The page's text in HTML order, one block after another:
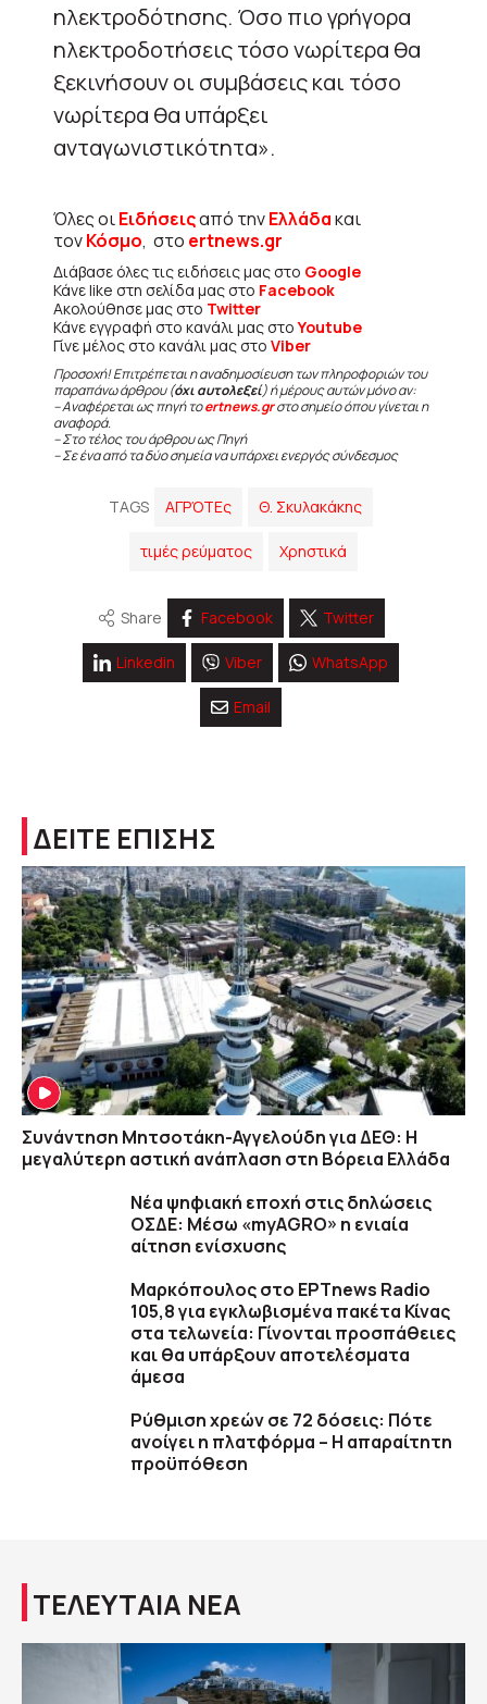
ηλεκτροδότησης. Όσο πιο γρήγορα
ηλεκτροδοτήσεις τόσο νωρίτερα θα
ξεκινήσουν οι συμβάσεις και τόσο
νωρίτερα θα υπάρξει
ανταγωνιστικότητα».
Όλες οιΕιδήσειςαπό τηνΕλλάδακαι
τονΚόσμο, στο ertnews.gr
Διάβασε όλες τις ειδήσεις μας στο Google
Κάνε like στη σελίδα μας στο Facebook
Ακολούθησε μας στο Twitter
Κάνε εγγραφή στο κανάλι μας στοYoutube
Γίνε μέλος στο κανάλι μας στο Viber
Προσοχή! Επιτρέπεται η αναδημοσίευση των πληροφοριών του
παραπάνω άρθρου (όχι αυτολεξεί) ή μέρους αυτών μόνο αν:
– Αναφέρεται ως πηγή τοertnews.grστο σημείο όπου γίνεται η
αναφορά.
– Στο τέλος του άρθρου ως Πηγή
– Σε ένα από τα δύο σημεία να υπάρχει ενεργός σύνδεσμος
TAGS ΑΓΡΌΤΕς Θ. Σκυλακάκης
τιμές ρεύματος Χρηστικά
Share Facebook Twitter
Linkedin Viber WhatsApp
Email
ΔΕΙΤΕ ΕΠΙΣΗΣ
Συνάντηση Μητσοτάκη-Αγγελούδη για ΔΕΘ: Η
μεγαλύτερη αστική ανάπλαση στη Βόρεια Ελλάδα
Νέα ψηφιακή εποχή στις δηλώσεις
ΟΣΔΕ: Μέσω «myAGRO» η ενιαία
αίτηση ενίσχυσης
Μαρκόπουλος στο ΕΡΤnews Radio
105,8 για εγκλωβισμένα πακέτα Κίνας
στα τελωνεία: Γίνονται προσπάθειες
και θα υπάρξουν αποτελέσματα
άμεσα
Ρύθμιση χρεών σε 72 δόσεις: Πότε
ανοίγει η πλατφόρμα – Η απαραίτητη
προϋπόθεση
ΤΕΛΕΥΤΑΙΑ ΝΕΑ